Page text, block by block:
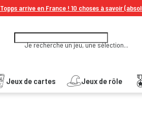
Topps arrive en France ! 10 choses à savoir
Je recherche un jeu, une sélection...
Jeux de cartes Jeux de rôle